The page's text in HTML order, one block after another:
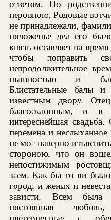
ответом. Но
неровною. Родовые
не принадлежали,
положенье дел его
князь оставляет на
чтобы поправить
непродолжительное
пышностью и
Блистательные балы
известным двору.
благосклонным, и в
интереснейшая
перемена и неслыханное
не мог наверно
стороною, что он
непостижимым
заем. Как бы то ни
город, и жених и
зависти. Всем была
постоянная
претерпенные с